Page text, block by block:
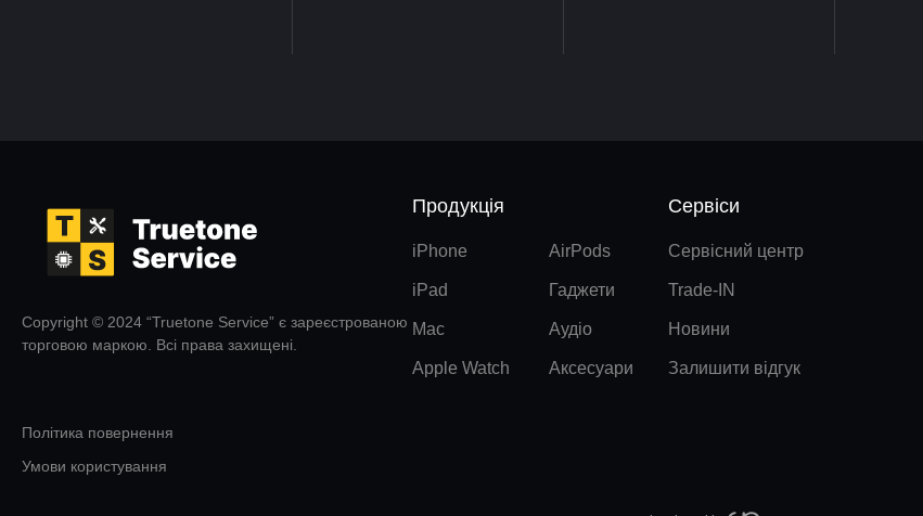
Copyright © 2024 “Truetone Service” є зареєстрованою
торговою маркою. Всі права захищені.
Політика повернення
Умови користування
Продукція
iPhone
iPad
Mac
Apple Watch
AirPods
Гаджети
Аудіо
Аксесуари
Сервіси
Сервісний центр
Trade-IN
Новини
Залишити відгук